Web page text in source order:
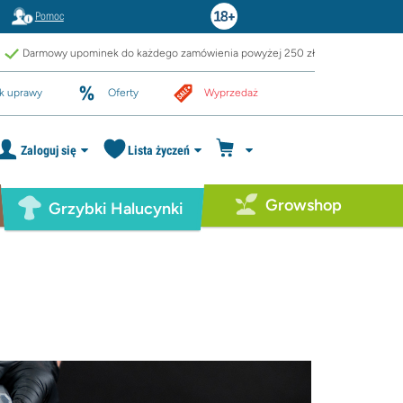
Pomoc
Darmowy upominek do każdego zamówienia powyżej 250 zł
uprawy Oferty Wyprzedaż
Zaloguj się Lista życzeń
Grzybki Halucynki Growshop